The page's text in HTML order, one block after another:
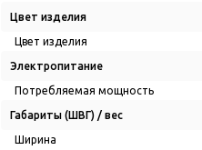
Цвет изделия
Цвет изделия
Электропитание
Потребляемая мощность
Габариты (ШВГ) / вес
Ширина